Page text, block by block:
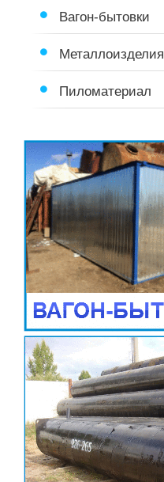
Вагон-бытовки
Металлоизделия
Пиломатериал